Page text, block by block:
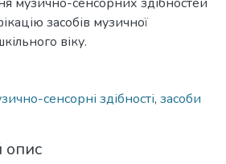
засобів музичної
віку.
сенсорні здібності, засоби
опис